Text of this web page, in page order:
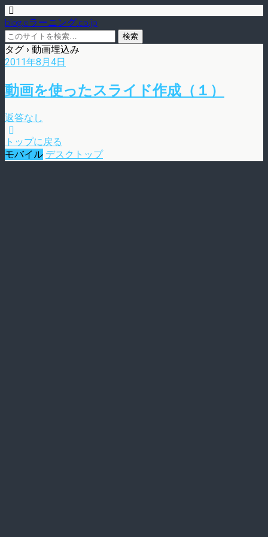
blog.eラーニング.co.jp
タグ › 動画埋込み
2011年8月4日
動画を使ったスライド作成（１）
返答なし
トップに戻る
モバイル デスクトップ